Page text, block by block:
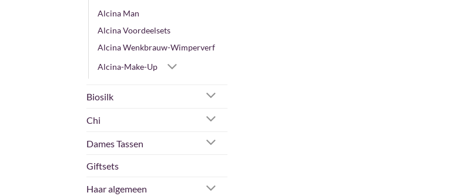
Alcina Man
Alcina Voordeelsets
Alcina Wenkbrauw-Wimperverf
Alcina-Make-Up
Biosilk
Chi
Dames Tassen
Giftsets
Haar algemeen